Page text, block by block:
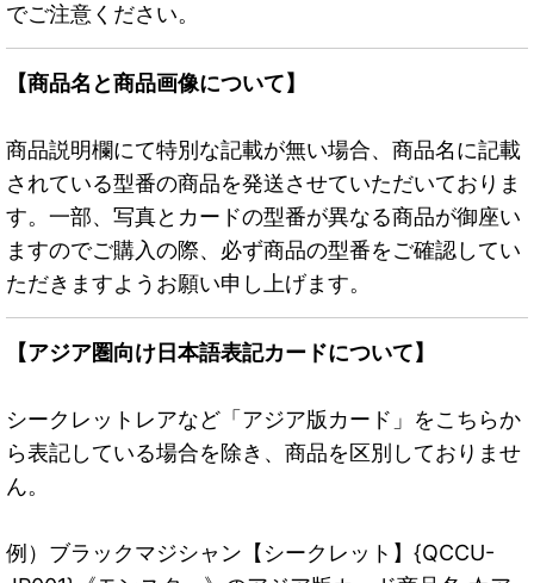
でご注意ください。
【商品名と商品画像について】
商品説明欄にて特別な記載が無い場合、商品名に記載
されている型番の商品を発送させていただいておりま
す。一部、写真とカードの型番が異なる商品が御座い
ますのでご購入の際、必ず商品の型番をご確認してい
ただきますようお願い申し上げます。
【アジア圏向け日本語表記カードについて】
シークレットレアなど「アジア版カード」をこちらか
ら表記している場合を除き、商品を区別しておりませ
ん。
例）ブラックマジシャン【シークレット】{QCCU-